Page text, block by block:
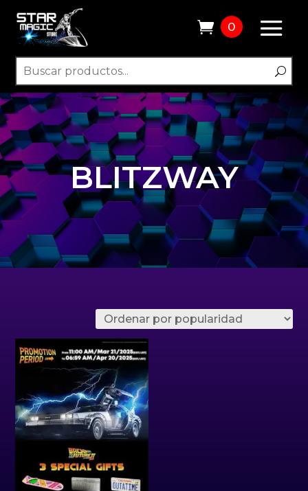
0
BLITZWAY